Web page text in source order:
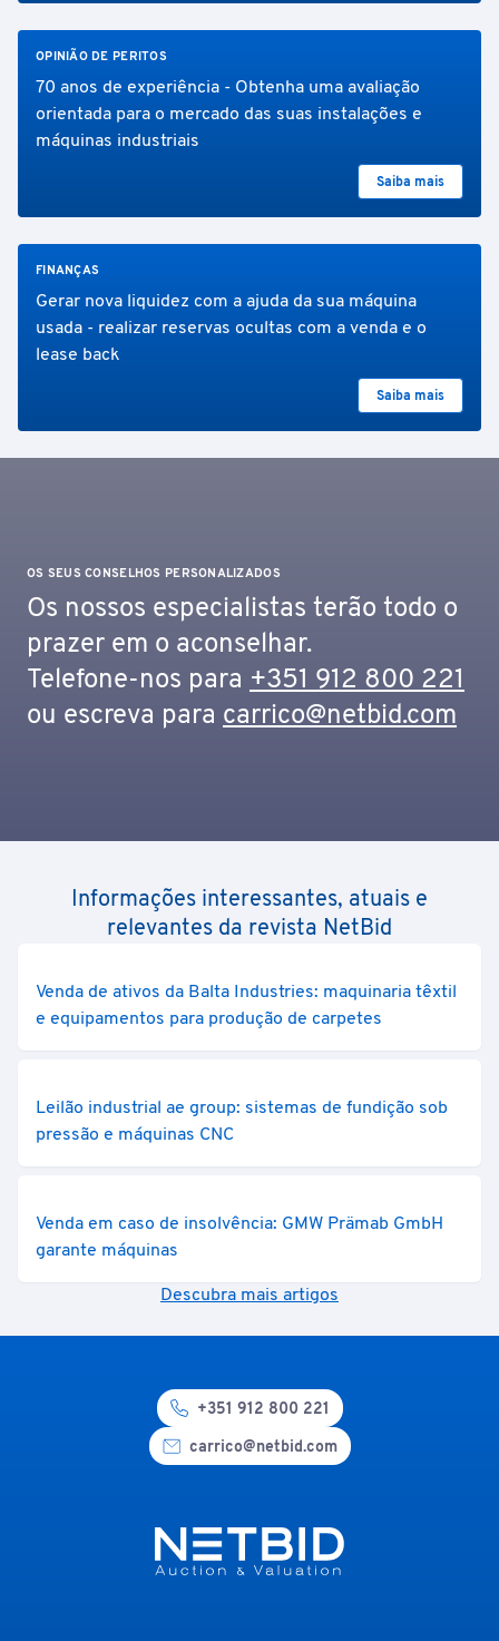
OPINIÃO DE PERITOS
70 anos de experiência - Obtenha uma avaliação
orientada para o mercado das suas instalações e
máquinas industriais
Saiba mais
FINANÇAS
Gerar nova liquidez com a ajuda da sua máquina
usada - realizar reservas ocultas com a venda e o
lease back
Saiba mais
OS SEUS CONSELHOS PERSONALIZADOS
Os nossos especialistas terão todo o
prazer em o aconselhar.
Telefone-nos para +351 912 800 221
ou escreva para carrico@netbid.com
Informações interessantes, atuais e
relevantes da revista NetBid
Venda de ativos da Balta Industries: maquinaria têxtil
e equipamentos para produção de carpetes
Leilão industrial ae group: sistemas de fundição sob
pressão e máquinas CNC
Venda em caso de insolvência: GMW Prämab GmbH
garante máquinas
Descubra mais artigos
+351 912 800 221
carrico@netbid.com